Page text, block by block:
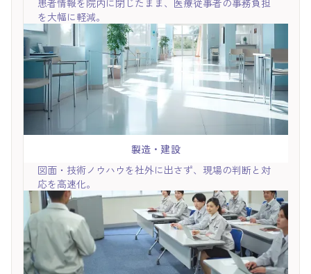
を大幅に軽減。
製造・建設
図面・技術ノウハウを社外に出さず、現場の判断と対
応を高速化。